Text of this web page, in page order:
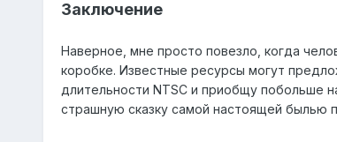
Заключение
Наверное, мне просто повезло, когда
коробке. Известные ресурсы могут
длительности NTSC и приобщу побольше
страшную сказку самой настоящей былью